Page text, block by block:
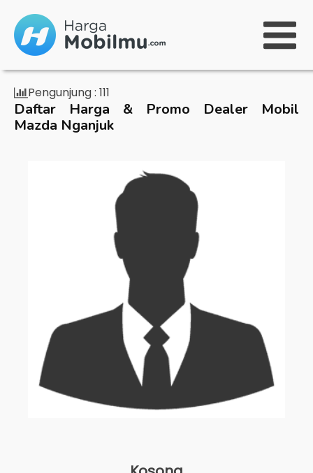
Pengunjung : 111
Daftar Harga & Promo Dealer Mobil
Mazda Nganjuk